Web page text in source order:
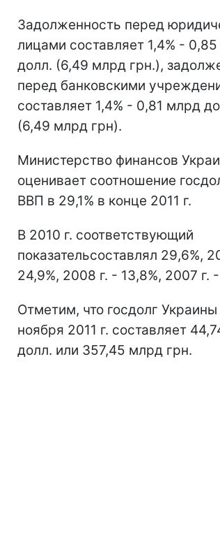
Задолженность перед
лицами составляет 1,4% -
долл. (6,49 млрд грн.),
перед банковскими
составляет 1,4% - 0,81 млрд
(6,49 млрд грн).
Министерство финансов
оценивает соотношение
ВВП в 29,1% в конце 2011 г.
В 2010 г. соответствующий
показательсоставлял 29,6%,
24,9%, 2008 г. - 13,8%, 2007 г.
Отметим, что госдолг
ноября 2011 г. составляет
долл. или 357,45 млрд грн.